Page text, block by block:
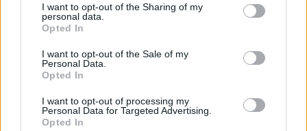
not limited to your visit or usage behaviour. You may click to
grant or deny consent to Google and its third-party tags to
use your data for below specified purposes in below Google
consent section.
I want to opt-out of the Sharing of my
personal data.
Opted In
I want to opt-out of the Sale of my
Personal Data.
Opted In
I want to opt-out of processing my
Personal Data for Targeted Advertising.
Opted In
window.
Az átállás komoly kihívásokat tartogat, hiszen a